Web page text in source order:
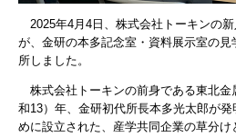
2025年4月4日、株式会社トーキンの
が、金研の本多記念室・資料展示室の
所しました。
株式会社トーキンの前身である東北金
和13）年、金研初代所長本多光太郎が
めに設立された、産学共同企業の草分け